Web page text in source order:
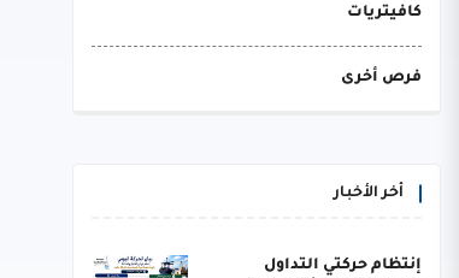
كافيتريات
فرص أخرى
أخر الأخبار
إنتظام حركتي التداول